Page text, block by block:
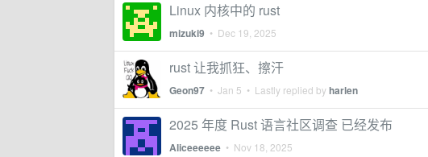
Linux 内核中的 rust
mizuki9 • Dec 19, 2025
rust 让我抓狂、擦汗
Geon97 • Jan 5 • Lastly replied byharlen
2025 年度 Rust 语言社区调查 已经发布
Aliceeeeee • Nov 18, 2025